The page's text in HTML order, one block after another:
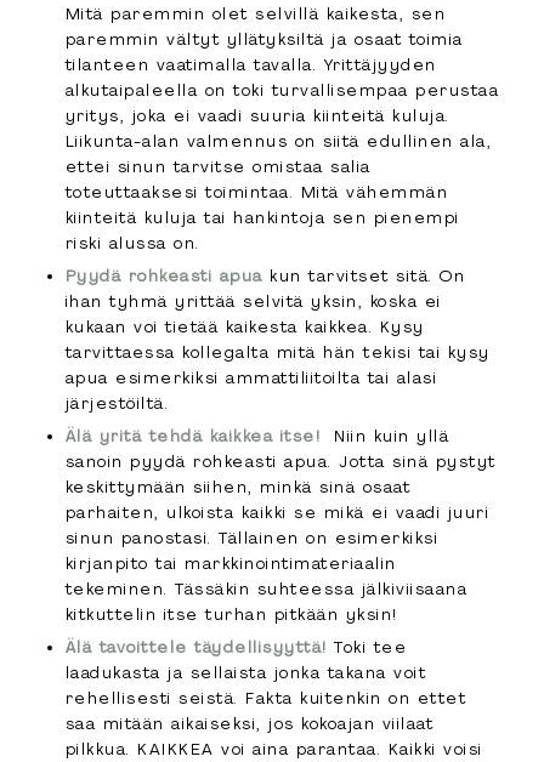
Mitä paremmin olet selvillä kaikesta, sen
paremmin vältyt yllätyksiltä ja osaat toimia
tilanteen vaatimalla tavalla. Yrittäjyyden
alkutaipaleella on toki turvallisempaa perustaa
yritys, joka ei vaadi suuria kiinteitä kuluja.
Liikunta-alan valmennus on siitä edullinen ala,
ettei sinun tarvitse omistaa salia
toteuttaaksesi toimintaa. Mitä vähemmän
kiinteitä kuluja tai hankintoja sen pienempi
riski alussa on.
Pyydä rohkeasti apua kun tarvitset sitä. On
ihan tyhmä yrittää selvitä yksin, koska ei
kukaan voi tietää kaikesta kaikkea. Kysy
tarvittaessa kollegalta mitä hän tekisi tai kysy
apua esimerkiksi ammattiliitoilta tai alasi
järjestöiltä.
Älä yritä tehdä kaikkea itse!
Niin kuin yllä
sanoin pyydä rohkeasti apua. Jotta sinä pystyt
keskittymään siihen, minkä sinä osaat
parhaiten, ulkoista kaikki se mikä ei vaadi juuri
sinun panostasi. Tällainen on esimerkiksi
kirjanpito tai markkinointimateriaalin
tekeminen. Tässäkin suhteessa jälkiviisaana
kitkuttelin itse turhan pitkään yksin!
Älä tavoittele täydellisyyttä!Toki tee
laadukasta ja sellaista jonka takana voit
rehellisesti seistä. Fakta kuitenkin on ettet
saa mitään aikaiseksi, jos kokoajan viilaat
pilkkua. KAIKKEA voi aina parantaa. Kaikki voisi